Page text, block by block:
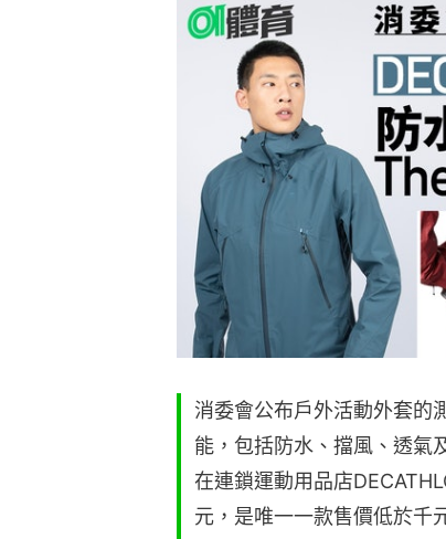
消委會公布戶外活動外套的
能，包括防水、擋風、透氣
在連鎖運動用品店
元，是唯一一款售價低於千